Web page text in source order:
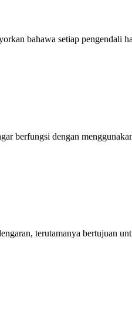
bahawa setiap pengendali
berfungsi dengan
terutamanya bertujuan